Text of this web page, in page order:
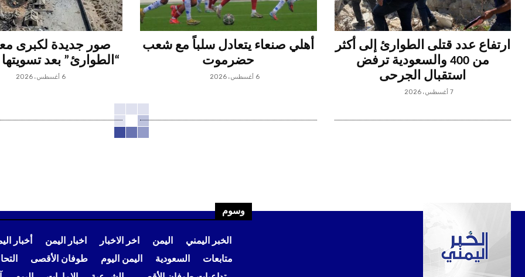
ارتفاع عدد قتلى الطوارئ إلى أكثر
من 400 والسعودية ترفض
استقبال الجرحى
7 أغسطس، 2026
أهلي صنعاء يتعادل سلباً مع شعب
حضرموت
6 أغسطس، 2026
صور جديدة لكبرى
“الطوارئ” بعد
6 أغسطس، 2026
وسوم
الخبر اليمني اليمن اخر الاخبار اخبار اليمن
أخبار
متابعات
السعودية اليمن اليوم طوفان الأقصى